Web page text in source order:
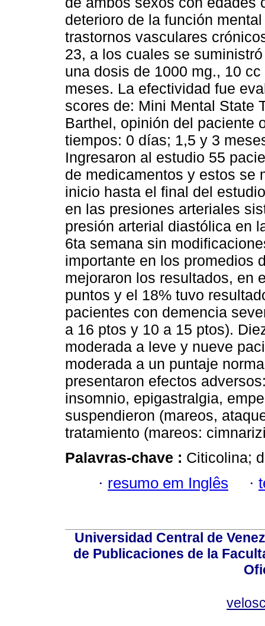
deterioro de la función
trastornos vasculares
23, a los cuales se
una dosis de 1000 mg., 10
meses. La efectividad fue
scores de: Mini Mental State
Barthel, opinión del paciente
tiempos: 0 días; 1,5 y 3
Ingresaron al estudio 55
de medicamentos y estos se
inicio hasta el final del
en las presiones arteriales
presión arterial diastólica en
6ta semana sin
importante en los promedios
mejoraron los resultados, en
puntos y el 18% tuvo
pacientes con demencia
a 16 ptos y 10 a 15 ptos).
moderada a leve y nueve
moderada a un puntaje
presentaron efectos
insomnio, epigastralgia,
suspendieron (mareos,
tratamiento (mareos:
Palavras-chave : Citicolina;
· resumo em Inglês ·
Universidad Central de
de Publicaciones de la